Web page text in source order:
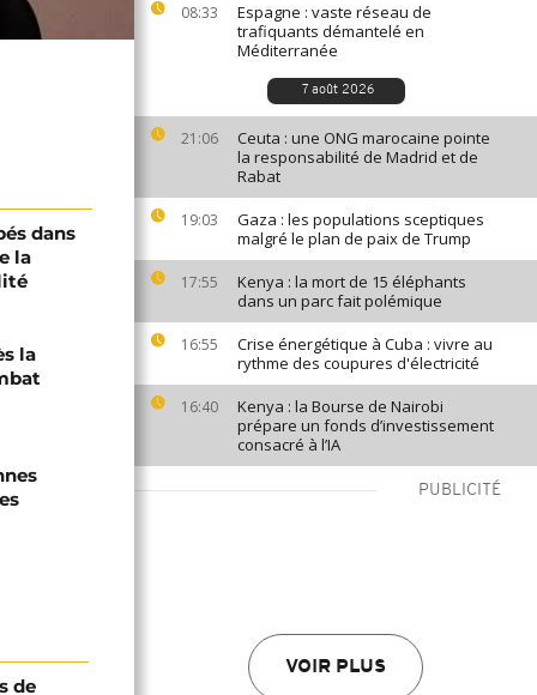
08:33
Espagne : vaste réseau de
trafiquants démantelé en
Méditerranée
7 août 2026
21:06
Ceuta : une ONG marocaine pointe
la responsabilité de Madrid et de
Rabat
19:03
Gaza : les populations sceptiques
malgré le plan de paix de Trump
17:55
Kenya : la mort de 15 éléphants
dans un parc fait polémique
16:55
Crise énergétique à Cuba : vivre au
rythme des coupures d'électricité
16:40
Kenya : la Bourse de Nairobi
prépare un fonds d’investissement
consacré à l’IA
PUBLICITÉ
VOIR PLUS
dans
la
la
de